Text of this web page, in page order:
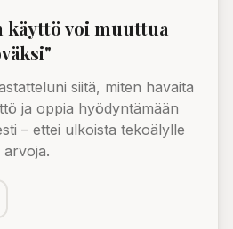
käyttö voi muuttua
siitä, miten havaita
ja oppia hyödyntämään
– ettei ulkoista tekoälylle
arvoja.